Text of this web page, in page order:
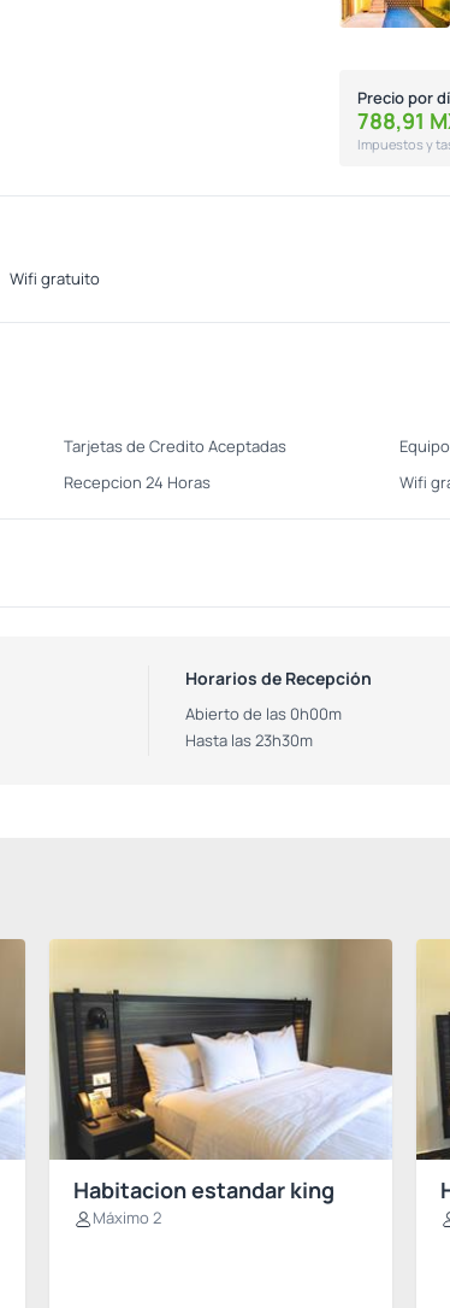
Precio por
788,91
Impuestos y
Wifi gratuito
Tarjetas de Credito Aceptadas
Recepcion 24 Horas Wifi
Horarios de Recepción
Abierto de las 0h00m
Hasta las 23h30m
Habitacion estandar king
Máximo 2